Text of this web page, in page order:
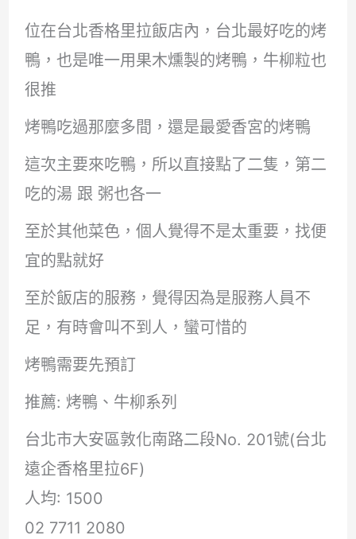
位在台北香格里拉飯店內，台北最好吃的烤
鴨，也是唯一用果木燻製的烤鴨，牛柳粒也
很推
烤鴨吃過那麼多間，還是最愛香宮的烤鴨
這次主要來吃鴨，所以直接點了二隻，第二
吃的湯 跟 粥也各一
至於其他菜色，個人覺得不是太重要，找便
宜的點就好
至於飯店的服務，覺得因為是服務人員不
足，有時會叫不到人，蠻可惜的
烤鴨需要先預訂
推薦: 烤鴨、牛柳系列
台北市大安區敦化南路二段No. 201號(台北
遠企香格里拉6F)
人均: 1500
02 7711 2080